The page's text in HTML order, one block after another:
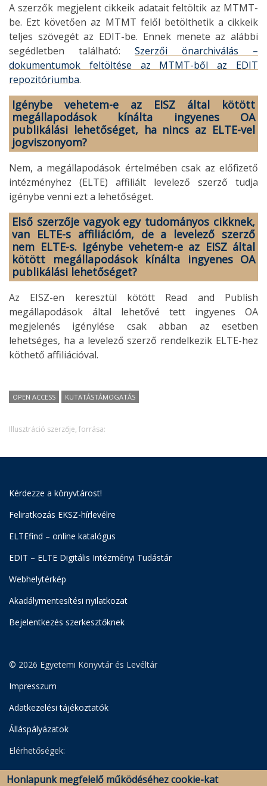
A szerzők megjelent cikkeik adatait feltöltik az MTMT-
be. Ezt követően az MTMT felől betölthetik a cikkeik
teljes szövegét az EDIT-be. Ennek menete az alábbi
segédletben található: Szerzői önarchiválás –
dokumentumok feltöltése az MTMT-ből az EDIT
repozitóriumba.
Igénybe vehetem-e az EISZ által kötött
megállapodások kínálta ingyenes OA
publikálási lehetőséget, ha nincs az ELTE-vel
jogviszonyom?
Nem, a megállapodások értelmében csak az előfizető
intézményhez (ELTE) affiliált levelező szerző tudja
igénybe venni ezt a lehetőséget.
Első szerzője vagyok egy tudományos cikknek,
van ELTE-s affiliációm, de a levelező szerző
nem ELTE-s. Igénybe vehetem-e az EISZ által
kötött megállapodások kínálta ingyenes OA
publikálási lehetőséget?
Az EISZ-en keresztül kötött Read and Publish
megállapodások által lehetővé tett ingyenes OA
megjelenés igénylése csak abban az esetben
lehetséges, ha a levelező szerző rendelkezik ELTE-hez
köthető affiliációval.
OPEN ACCESS KUTATÁSTÁMOGATÁS
Illusztráció szerzője, forrása:
Kérdezze a könyvtárost!
Feliratkozás EKSZ-hírlevélre
ELTEfind – online katalógus
EDIT – ELTE Digitális Intézményi Tudástár
Webhelytérkép
Akadálymentesítési nyilatkozat
Bejelentkezés szerkesztőknek
© 2026 Egyetemi Könyvtár és Levéltár
Impresszum
Adatkezelési tájékoztatók
Álláspályázatok
Elérhetőségek:
Egyetemi Könyvtár
Honlapunk megfelelő működéséhez cookie-kat